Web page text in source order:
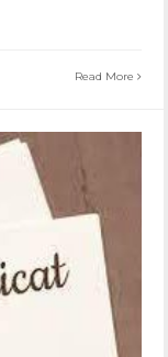
Read More